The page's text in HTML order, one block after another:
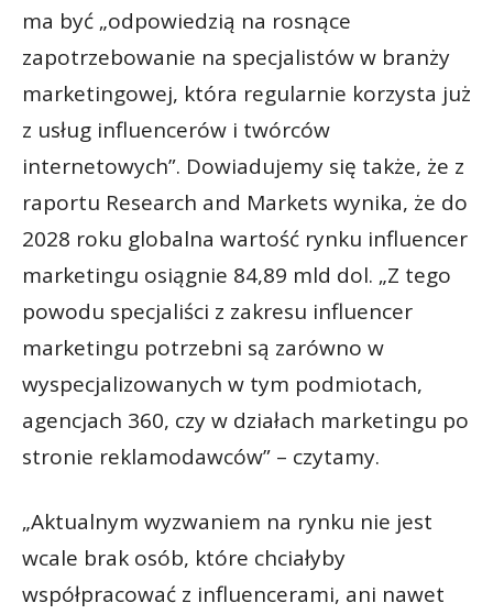
ma być „odpowiedzią na rosnące
zapotrzebowanie na specjalistów w branży
marketingowej, która regularnie korzysta już
z usług influencerów i twórców
internetowych”. Dowiadujemy się także, że z
raportu Research and Markets wynika, że do
2028 roku globalna wartość rynku influencer
marketingu osiągnie 84,89 mld dol. „Z tego
powodu specjaliści z zakresu influencer
marketingu potrzebni są zarówno w
wyspecjalizowanych w tym podmiotach,
agencjach 360, czy w działach marketingu po
stronie reklamodawców” – czytamy.
„Aktualnym wyzwaniem na rynku nie jest
wcale brak osób, które chciałyby
współpracować z influencerami, ani nawet